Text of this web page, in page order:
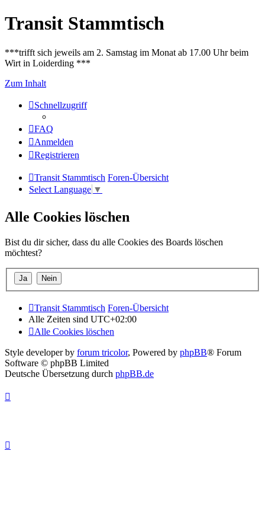
Transit Stammtisch
***trifft sich jeweils am 2. Samstag im Monat ab 17.00 Uhr beim
Wirt in Loiderding ***
Zum Inhalt
Schnellzugriff
FAQ
Anmelden
Registrieren
Transit Stammtisch Foren-Übersicht
Select Language ▼
Alle Cookies löschen
Bist du dir sicher, dass du alle Cookies des Boards löschen
möchtest?
Transit Stammtisch Foren-Übersicht
Alle Zeiten sind UTC+02:00
Alle Cookies löschen
Style developer by forum tricolor, Powered by phpBB® Forum
Software © phpBB Limited
Deutsche Übersetzung durch phpBB.de